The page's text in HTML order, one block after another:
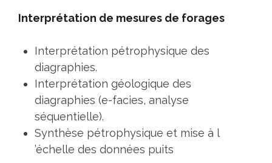
Interprétation de mesures de forages
Interprétation pétrophysique des
diagraphies.
Interprétation géologique des
diagraphies (e-facies, analyse
séquentielle).
Synthèse pétrophysique et mise à l
’échelle des données puits